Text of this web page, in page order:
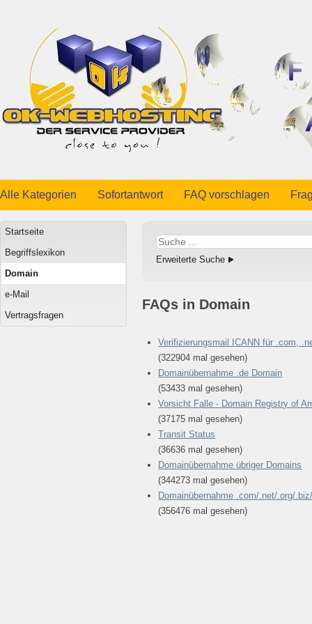
Alle Kategorien Sofortantwort FAQ vorschlagen
Startseite
Begriffslexikon
Domain
e-Mail
Vertragsfragen
Erweiterte Suche
FAQs in Domain
Verifizierungsmail ICANN für .com,
(322904 mal gesehen)
Domainübernahme .de Domain
(53433 mal gesehen)
Vorsicht Falle - Domain Registry of
(37175 mal gesehen)
Transit Status
(36636 mal gesehen)
Domainübernahme übriger Domains
(344273 mal gesehen)
Domainübernahme .com/.net/.org/
(356476 mal gesehen)